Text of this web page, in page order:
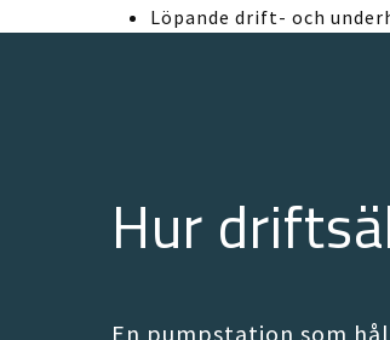
Löpande drift- och
Hur
En pumpstation som